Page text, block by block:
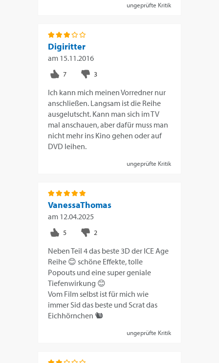
ungeprüfte Kritik
Digiritter
am 15.11.2016
Ich kann mich meinen Vorredner nur
anschließen. Langsam ist die Reihe
ausgelutscht. Kann man sich im TV
mal anschauen, aber dafür muss man
nicht mehr ins Kino gehen oder auf
DVD leihen.
ungeprüfte Kritik
VanessaThomas
am 12.04.2025
Neben Teil 4 das beste 3D der ICE Age
Reihe 😊 schöne Effekte, tolle
Popouts und eine super geniale
Tiefenwirkung 😊
Vom Film selbst ist für mich wie
immer Sid das beste und Scrat das
Eichhörnchen 🐿️
ungeprüfte Kritik